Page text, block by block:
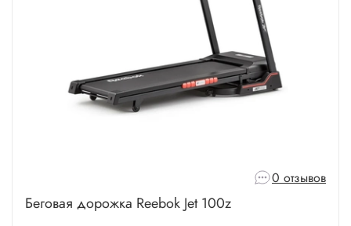
0 отзывов
Беговая дорожка Reebok Jet 100z